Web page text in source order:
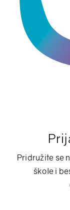
Pridružite se
škole i